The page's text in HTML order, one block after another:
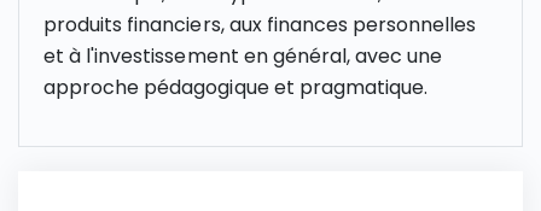
produits financiers, aux finances personnelles
et à l'investissement en général, avec une
approche pédagogique et pragmatique.